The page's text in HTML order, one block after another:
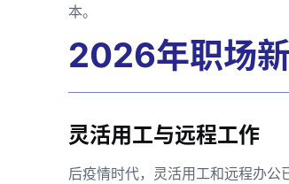
本。
2026年职场
灵活用工与远程工作
后疫情时代，灵活用工和远程办公